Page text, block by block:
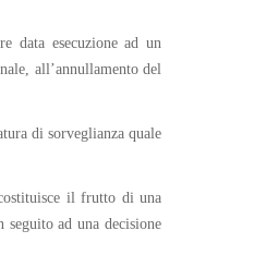
data esecuzione ad un
all’annullamento del
di sorveglianza quale
il frutto di una
ad una decisione